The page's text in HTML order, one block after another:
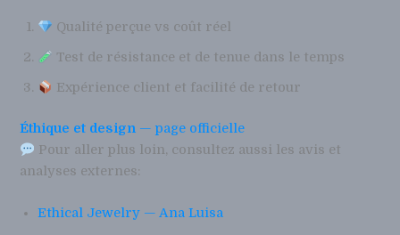
Qualité perçue vs coût réel
Test de résistance et de tenue dans le temps
Expérience client et facilité de retour
Éthique et design — page officielle
Pour aller plus loin, consultez aussi les avis et
analyses externes:
Ethical Jewelry — Ana Luisa